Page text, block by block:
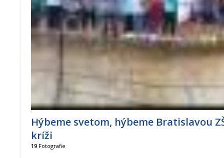
Hýbeme svetom, hýbeme Bratislavou
kríži
19 Fotografie